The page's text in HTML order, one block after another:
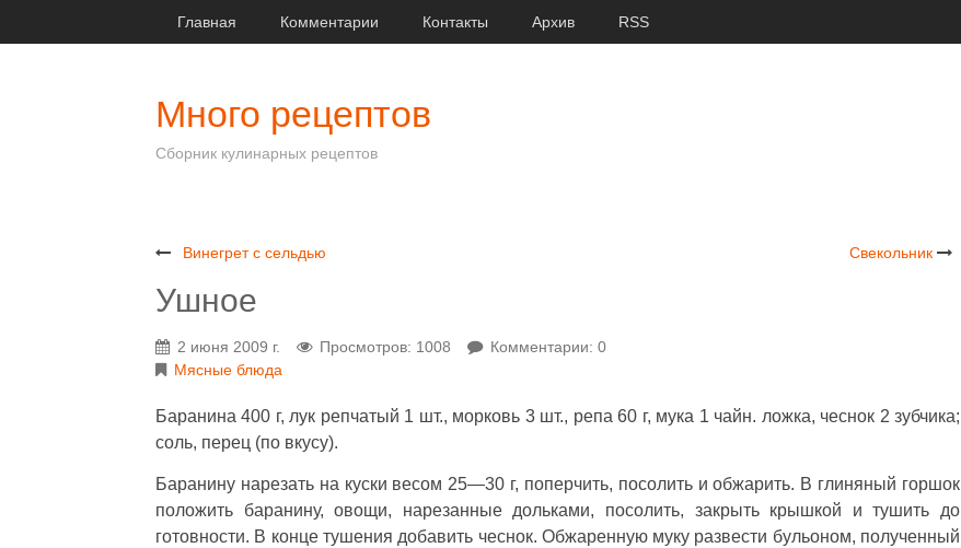
Главная Комментарии Контакты Архив RSS
Много рецептов
Сборник кулинарных рецептов
Винегрет с сельдью Свекольник
Ушное
2 июня 2009 г. Просмотров: 1008
Комментарии: 0
Мясные блюда
Баранина 400 г, лук репчатый 1 шт., морковь 3 шт., репа 60 г, мука 1 чайн. ложка, чеснок 2 зубчика;
соль, перец (по вкусу).
Баранину нарезать на куски весом 25—30 г, поперчить, посолить и обжарить. В глиняный горшок
положить баранину, овощи, нарезанные дольками, посолить, закрыть крышкой и тушить до
готовности. В конце тушения добавить чеснок. Обжаренную муку развести бульоном, полученный